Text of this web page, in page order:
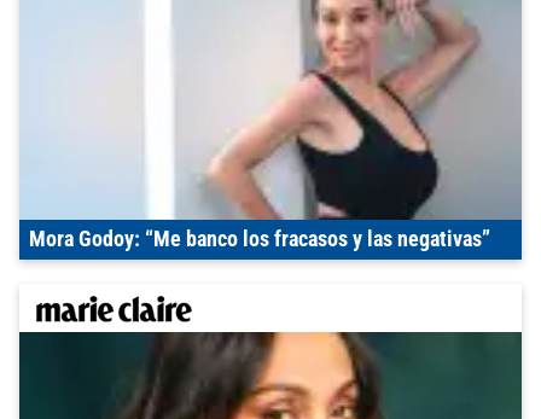
Mora Godoy: “Me banco los fracasos y las negativas”